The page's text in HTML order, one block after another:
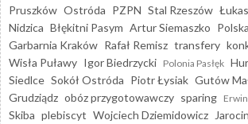
Pruszków Ostróda PZPN Stal Rzeszów
Nidzica Błękitni Pasym Artur Siemaszko
Garbarnia Kraków Rafał Remisz transfery
Wisła Puławy Igor Biedrzycki Polonia Pasłęk
Siedlce Sokół Ostróda Piotr Łysiak Gutów
Grudziądz obóz przygotowawczy sparing
Skiba plebiscyt Wojciech Dziemidowicz Jarocin